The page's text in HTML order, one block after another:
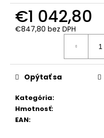
€1 042,80
€847,80 bez DPH
Kategória:
Hmotnosť:
EAN:
Opýtať sa
r
ú
č
e
18/4.0
FLEX
AKUMULÁTOR
LI-